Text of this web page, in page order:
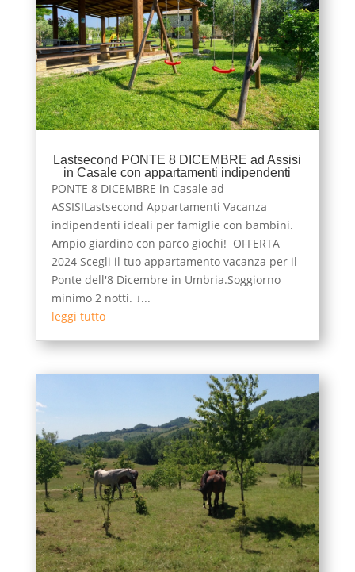
Lastsecond PONTE 8 DICEMBRE ad Assisi
in Casale con appartamenti indipendenti
PONTE 8 DICEMBRE in Casale ad
ASSISILastsecond Appartamenti Vacanza
indipendenti ideali per famiglie con bambini.
Ampio giardino con parco giochi! OFFERTA
2024 Scegli il tuo appartamento vacanza per il
Ponte dell'8 Dicembre in Umbria.Soggiorno
minimo 2 notti. ↓...
leggi tutto